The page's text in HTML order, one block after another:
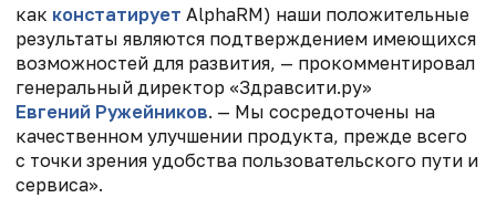
как констатирует AlphaRM) наши положительные
результаты являются подтверждением имеющихся
возможностей для развития, — прокомментировал
генеральный директор «Здравсити.ру»
Евгений Ружейников. — Мы сосредоточены на
качественном улучшении продукта, прежде всего
с точки зрения удобства пользовательского пути и
сервиса».